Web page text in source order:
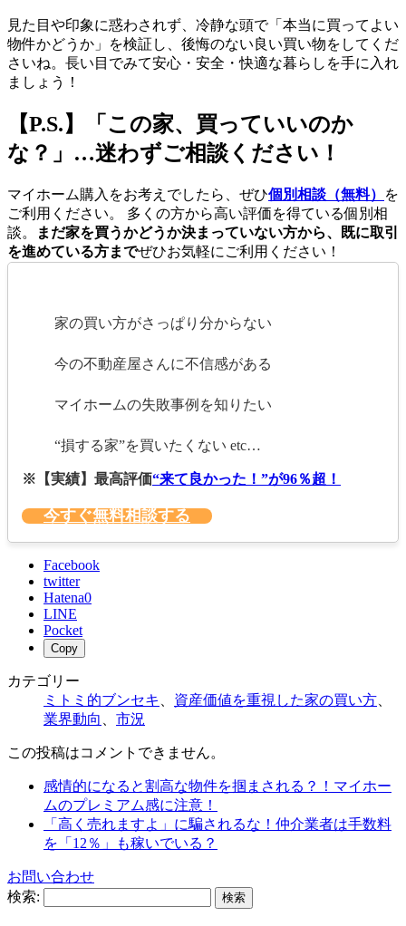
見た目や印象に惑わされず、冷静な頭で「本当に買ってよい
物件かどうか」を検証し、後悔のない良い買い物をしてくだ
さいね。長い目でみて安心・安全・快適な暮らしを手に入れ
ましょう！
【P.S.】「この家、買っていいのか
な？」…迷わずご相談ください！
マイホーム購入をお考えでしたら、ぜひ個別相談（無料）
を
ご利用ください。 多くの方から高い評価を得ている個別相
談。
まだ家を買うかどうか決まっていない方から、既に取引
を進めている方までぜひお気軽にご利用ください！
家の買い方がさっぱり分からない
今の不動産屋さんに不信感がある
マイホームの失敗事例を知りたい
“損する家”を買いたくない etc…
※【実績】最高評価“来て良かった！”が96％超！
今すぐ無料相談する
Facebook
twitter
Hatena0
LINE
Pocket
Copy
カテゴリー
ミトミ的ブンセキ
資産価値を重視した家の買い方
業界動向
市況
この投稿はコメントできません。
感情的になると割高な物件を掴まされる？！マイホー
ムのプレミアム感に注意！
「高く売れますよ」に騙されるな！仲介業者は手数料
を「12％」も稼いでいる？
お問い合わせ
検索: